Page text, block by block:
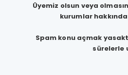
Üyemiz olsun veya
kurumlar
Spam konu açmak
sürelerle